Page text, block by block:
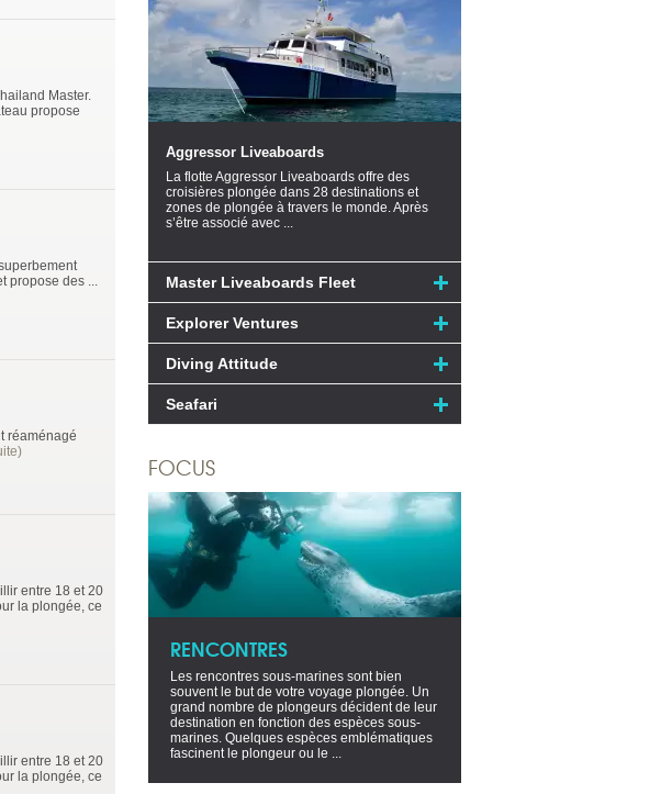
Master.
propose
propose des ...
réaménagé
entre 18 et 20
la plongée, ce
entre 18 et 20
la plongée, ce
Aggressor Liveaboards
La flotte Aggressor Liveaboards offre des
croisières plongée dans 28 destinations et
zones de plongée à travers le monde. Après
s’être associé avec ...
Master Liveaboards Fleet
Explorer Ventures
Diving Attitude
Seafari
FOCUS
RENCONTRES
Les rencontres sous-marines sont bien
souvent le but de votre voyage plongée. Un
grand nombre de plongeurs décident de leur
destination en fonction des espèces sous-
marines. Quelques espèces emblématiques
fascinent le plongeur ou le ...